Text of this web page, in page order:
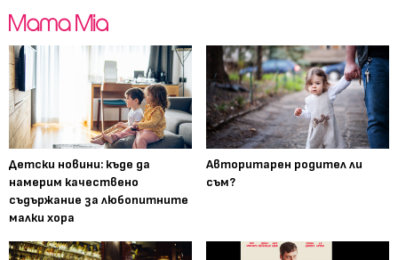
Детски новини: къде да
намерим качествено
съдържание за любопитните
малки хора
Авторитарен родител ли
съм?